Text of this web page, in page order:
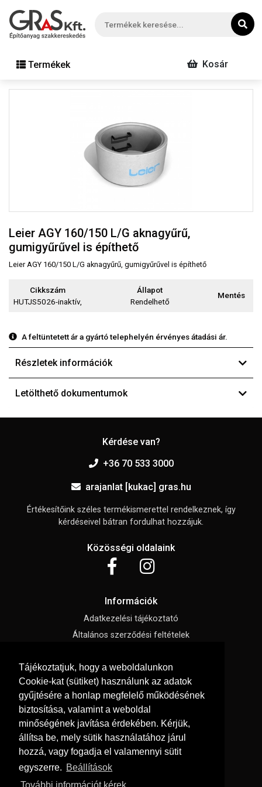
Tájékoztatjuk, hogy a weboldalunkon
Cookie-kat (sütiket) használunk az adatok
gyűjtésére a honlap megfelelő működésének
biztosítása, valamint a weboldal
minőségének javítása érdekében. Kérjük,
állítsa be, mely sütik használatához járul
hozzá, vagy fogadja el valamennyi sütit
egyszerre. Beállítások
Termékek Kosár
Leier AGY 160/150 L/G aknagyűrű,
gumigyűrűvel is építhető
Leier AGY 160/150 L/G aknagyűrű, gumigyűrűvel is építhető
Cikkszám
HUTJS5026-inaktív,
Állapot
Rendelhető
Mentés
A feltüntetett ár a gyártó telephelyén érvényes átadási ár.
Részletek információk
Letölthető dokumentumok
Kérdése van?
+36 70 533 3000
arajanlat [kukac] gras.hu
Értékesítőink széles termékismerettel rendelkeznek, így
kérdéseivel bátran fordulhat hozzájuk.
Közösségi oldalaink
Információk
Adatkezelési tájékoztató
Általános szerződési feltételek
Impresszum
Süti beállítások
Menü
Hírek, cikkek
Kapcsolat
Letölthető katalógusok